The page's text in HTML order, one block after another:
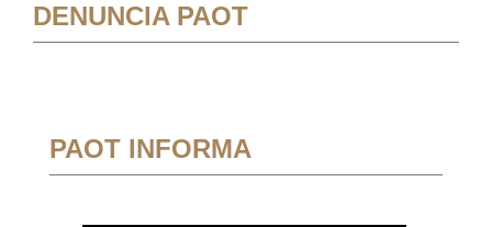
DENUNCIA PAOT
PAOT INFORMA